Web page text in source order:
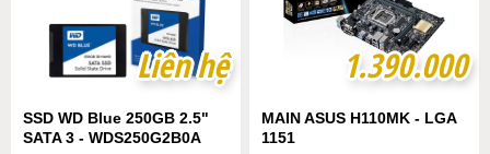
Liên hệ
Liên hệ
SSD WD Blue 250GB 2.5"
SATA 3 - WDS250G2B0A
1.390.000
1.390.000
MAIN ASUS H110MK - LGA
1151